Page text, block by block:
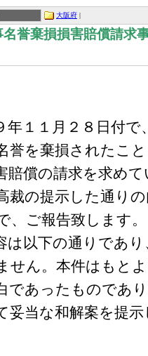
大阪府 |
誉棄損損害賠償請求
１１月２８日付で
誉を棄損されたこ
賠償の請求を求め
裁の提示した通り
、ご報告致します。
以下の通りであり
せん。本件はもと
であったものであ
妥当な和解案を提